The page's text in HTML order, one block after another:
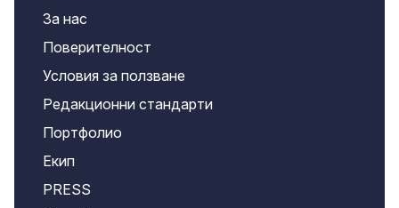
За нас
Поверителност
Условия за ползване
Редакционни стандарти
Портфолио
Екип
PRESS